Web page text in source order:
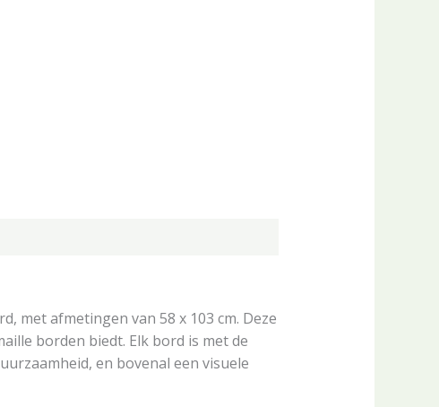
met afmetingen van 58 x 103 cm. Deze
borden biedt. Elk bord is met de
en bovenal een visuele